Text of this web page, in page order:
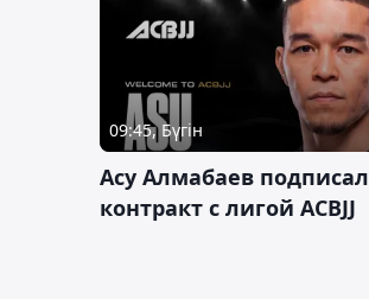
09:45, Бүгін
Асу Алмабаев подписал
контракт с лигой ACBJJ